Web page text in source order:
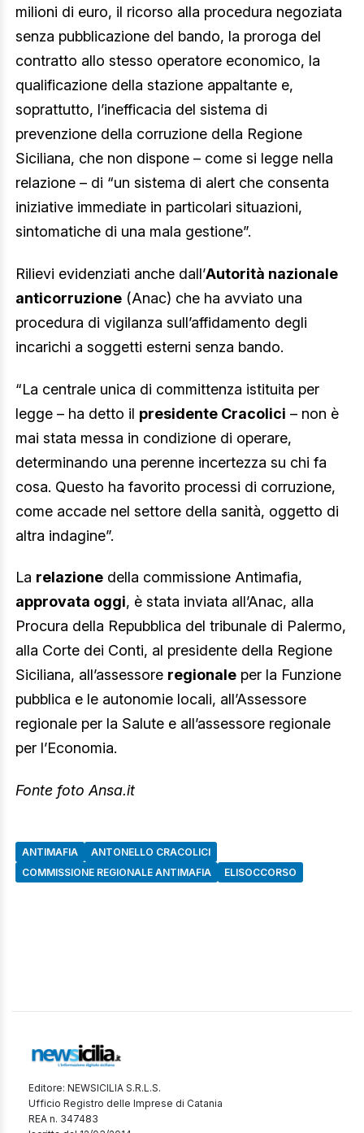
milioni di euro, il ricorso alla procedura negoziata
senza pubblicazione del bando, la proroga del
contratto allo stesso operatore economico, la
qualificazione della stazione appaltante e,
soprattutto, l’inefficacia del sistema di
prevenzione della corruzione della Regione
Siciliana, che non dispone – come si legge nella
relazione – di “un sistema di alert che consenta
iniziative immediate in particolari situazioni,
sintomatiche di una mala gestione”.
Rilievi evidenziati anche dall’Autorità nazionale
anticorruzione (Anac) che ha avviato una
procedura di vigilanza sull’affidamento degli
incarichi a soggetti esterni senza bando.
“La centrale unica di committenza istituita per
legge – ha detto il presidente Cracolici – non è
mai stata messa in condizione di operare,
determinando una perenne incertezza su chi fa
cosa. Questo ha favorito processi di corruzione,
come accade nel settore della sanità, oggetto di
altra indagine”.
La relazione della commissione Antimafia,
approvata oggi, è stata inviata all’Anac, alla
Procura della Repubblica del tribunale di Palermo,
alla Corte dei Conti, al presidente della Regione
Siciliana, all’assessore regionale per la Funzione
pubblica e le autonomie locali, all’Assessore
regionale per la Salute e all’assessore regionale
per l’Economia.
Fonte foto Ansa.it
ANTIMAFIA
ANTONELLO CRACOLICI
COMMISSIONE REGIONALE ANTIMAFIA
ELISOCCORSO
Editore: NEWSICILIA S.R.L.S.
Ufficio Registro delle Imprese di Catania
REA n. 347483